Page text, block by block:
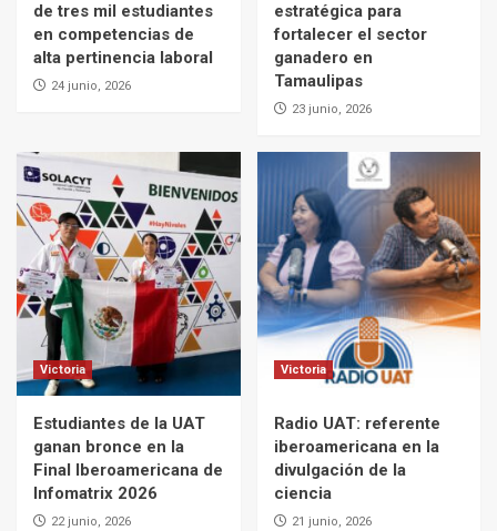
de tres mil estudiantes
en competencias de
alta pertinencia laboral
24 junio, 2026
estratégica para
fortalecer el sector
ganadero en
Tamaulipas
23 junio, 2026
Victoria
Estudiantes de la UAT
ganan bronce en la
Final Iberoamericana de
Infomatrix 2026
22 junio, 2026
Victoria
Radio UAT: referente
iberoamericana en la
divulgación de la
ciencia
21 junio, 2026